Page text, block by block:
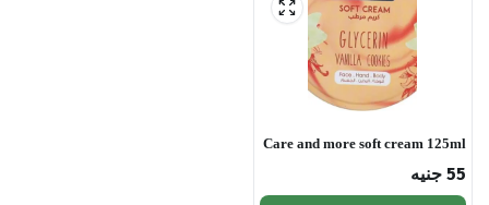
Care and more soft cream 125ml
55 جنيه